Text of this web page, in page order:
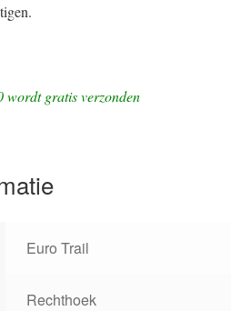
wordt gratis verzonden
Euro Trail
Rechthoek